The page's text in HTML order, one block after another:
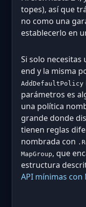
topes), así que
no como una
establecerlo en
Si solo
end y la misma
AddDefaultPolicy
parámetros es
una política
grande donde
tienen reglas
nombrada con
MapGroup, que
estructura
API mínimas con